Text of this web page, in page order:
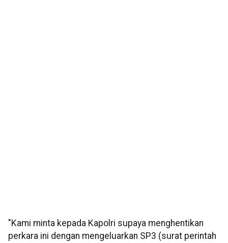
"Kami minta kepada Kapolri supaya menghentikan
perkara ini dengan mengeluarkan SP3 (surat perintah